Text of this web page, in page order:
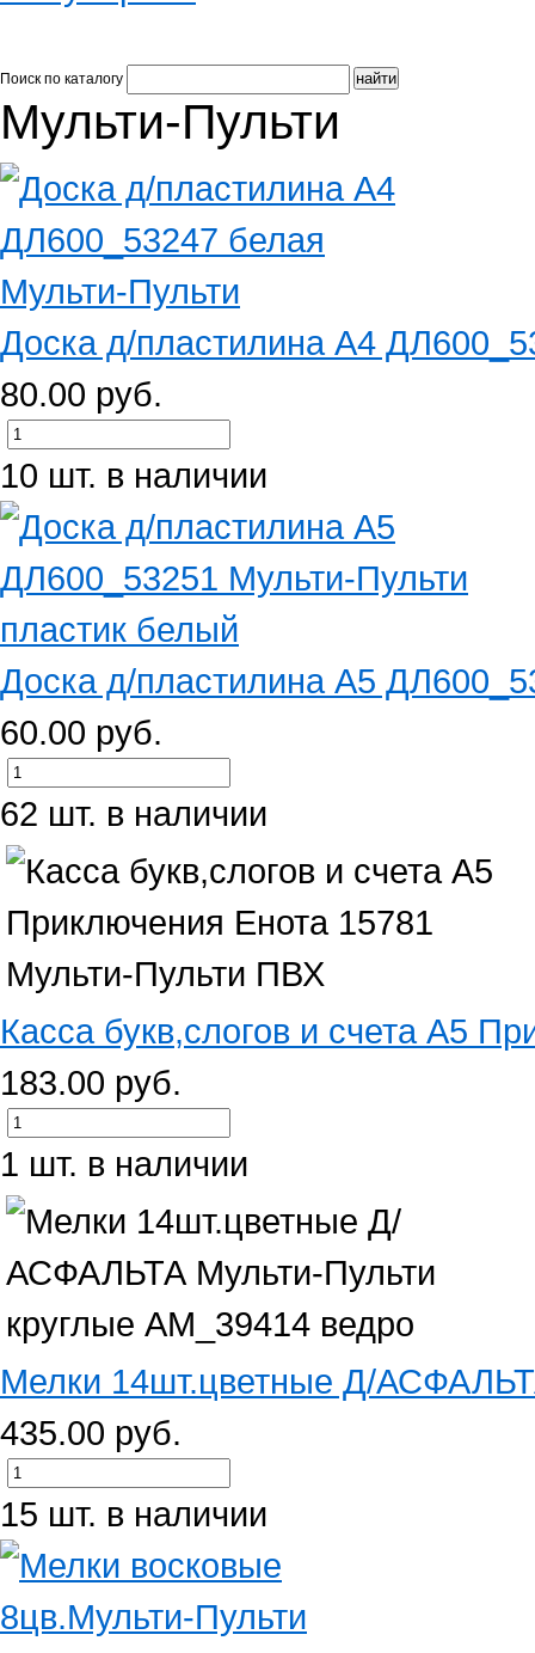
Поиск по каталогу
Мульти-Пульти
Доска д/пластилина А4
80.00 руб.
10 шт. в наличии
Доска д/пластилина А5
60.00 руб.
62 шт. в наличии
Касса букв,слогов и счета А5
183.00 руб.
1 шт. в наличии
Мелки 14шт.цветные Д/
435.00 руб.
15 шт. в наличии